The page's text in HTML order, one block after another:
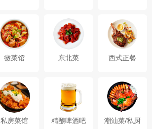
徽菜馆 东北菜 西式正餐
私房菜馆 精酿啤酒吧 潮汕菜/私厨